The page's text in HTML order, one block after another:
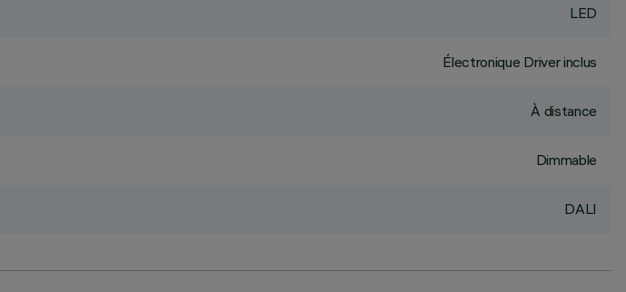
LED
Électronique Driver inclus
À distance
Dimmable
DALI